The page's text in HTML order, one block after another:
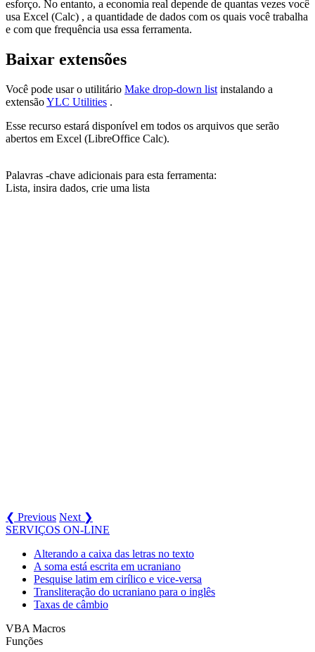
esforço. No entanto, a economia real depende de quantas vezes você
usa Excel (Calc) , a quantidade de dados com os quais você trabalha
e com que frequência usa essa ferramenta.
Baixar extensões
Você pode usar o utilitário Make drop-down list instalando a
extensãoYLC Utilities .
Esse recurso estará disponível em todos os arquivos que serão
abertos em Excel (LibreOffice Calc).
Palavras -chave adicionais para esta ferramenta:
Lista, insira dados, crie uma lista
❮ Previous Next ❯
SERVIÇOS ON-LINE
Alterando a caixa das letras no texto
A soma está escrita em ucraniano
Pesquise latim em cirílico e vice-versa
Transliteração do ucraniano para o inglês
Taxas de câmbio
VBA Macros
Funções